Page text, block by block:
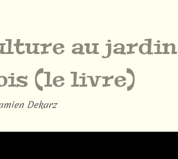
au jardin
(le livre)
Dekarz